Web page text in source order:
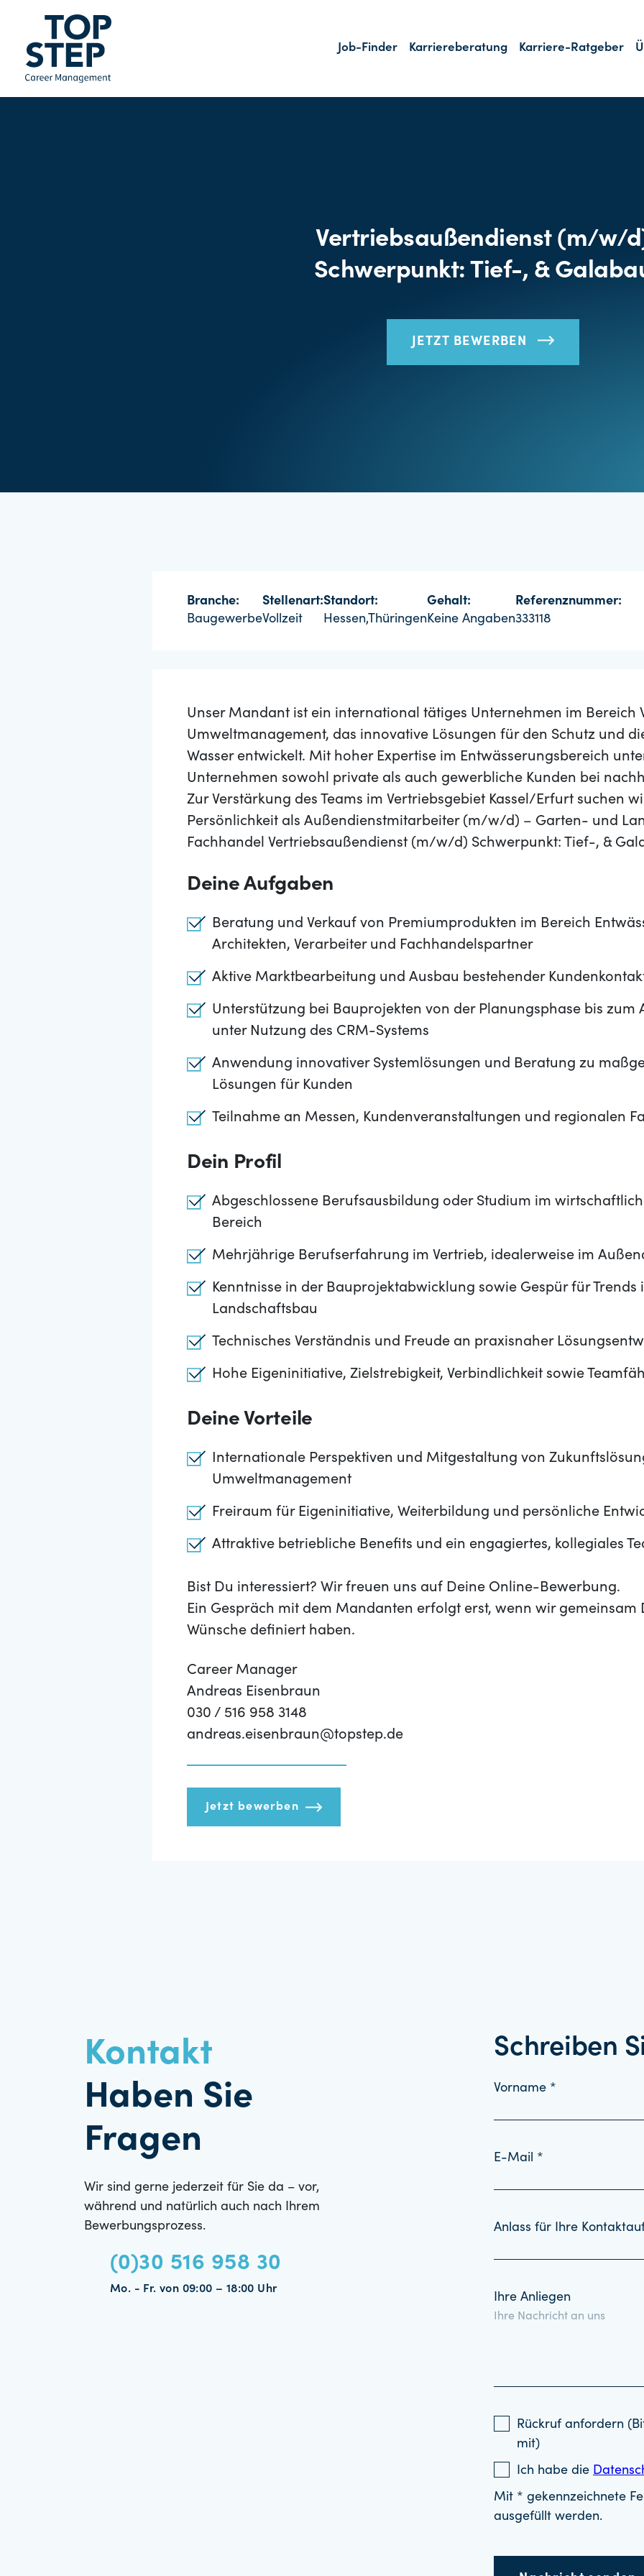
Job-Finder Karriereberatung Karriere-Ratgeber
Vertriebsaußendienst (m/w/
Schwerpunkt: Tief-, &
JETZT BEWERBEN
Branche:
Baugewerbe
Stellenart:
Vollzeit
Standort:
Hessen,Thüringen
Gehalt:
Keine Angaben
Referenznummer:
333118
Unser Mandant ist ein international tätiges Unternehmen im Bereich
Umweltmanagement, das innovative Lösungen für den Schutz und
Wasser entwickelt. Mit hoher Expertise im Entwässerungsbereich
Unternehmen sowohl private als auch gewerbliche Kunden bei
Zur Verstärkung des Teams im Vertriebsgebiet Kassel/Erfurt suchen
Persönlichkeit als Außendienstmitarbeiter (m/w/d) – Garten- und
Fachhandel Vertriebsaußendienst (m/w/d) Schwerpunkt: Tief-, &
Deine Aufgaben
Beratung und Verkauf von Premiumprodukten im Bereich
Architekten, Verarbeiter und Fachhandelspartner
Aktive Marktbearbeitung und Ausbau bestehender
Unterstützung bei Bauprojekten von der Planungsphase bis zum
unter Nutzung des CRM-Systems
Anwendung innovativer Systemlösungen und Beratung zu
Lösungen für Kunden
Teilnahme an Messen, Kundenveranstaltungen und regionalen
Dein Profil
Abgeschlossene Berufsausbildung oder Studium im
Bereich
Mehrjährige Berufserfahrung im Vertrieb, idealerweise im
Kenntnisse in der Bauprojektabwicklung sowie Gespür für
Landschaftsbau
Technisches Verständnis und Freude an praxisnaher
Hohe Eigeninitiative, Zielstrebigkeit, Verbindlichkeit sowie
Deine Vorteile
Internationale Perspektiven und Mitgestaltung von
Umweltmanagement
Freiraum für Eigeninitiative, Weiterbildung und persönliche
Attraktive betriebliche Benefits und ein engagiertes, kollegiales
Bist Du interessiert? Wir freuen uns auf Deine Online-Bewerbung.
Ein Gespräch mit dem Mandanten erfolgt erst, wenn wir gemeinsam
Wünsche definiert haben.
Career Manager
Andreas Eisenbraun
030 / 516 958 3148
andreas.eisenbraun@topstep.de
Jetzt bewerben
Kontakt
Haben Sie
Fragen
Wir sind gerne jederzeit für Sie da – vor,
während und natürlich auch nach Ihrem
Bewerbungsprozess.
(0)30 516 958 30
Mo. - Fr. von 09:00 – 18:00 Uhr
Schreiben
Vorname *
E-Mail *
Anlass für Ihre
Ihre Anliegen
Rückruf anfordern
mit)
Ich habe die
Mit * gekennzeichnete
ausgefüllt werden.